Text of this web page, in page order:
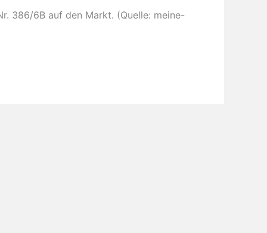
386/6B auf den Markt. (Quelle: meine-